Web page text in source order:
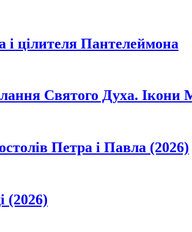
і цілителя Пантелеймона
Святого Духа. Ікони
Петра і Павла (2026)
(2026)